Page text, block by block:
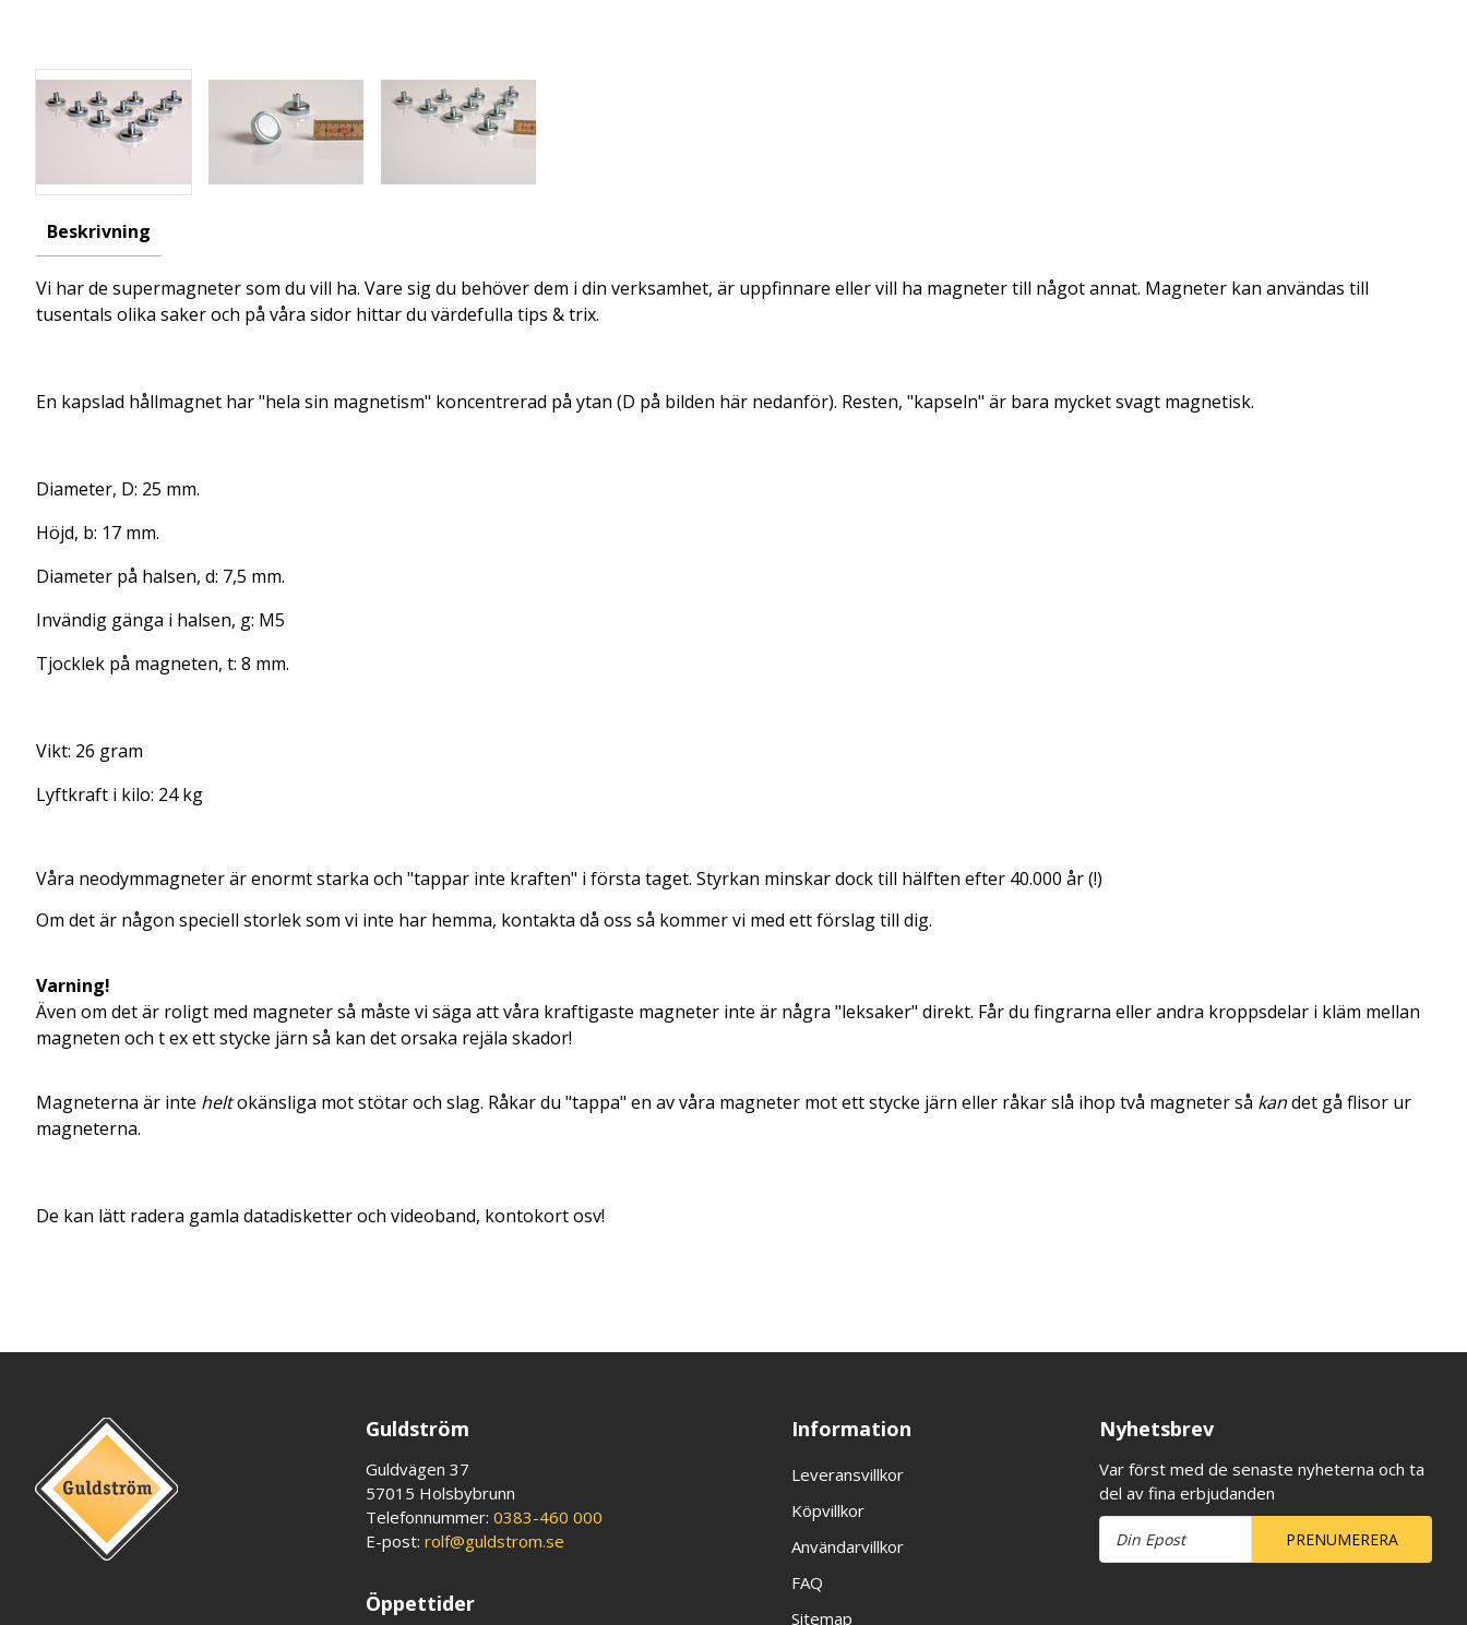
Beskrivning
Vi har de supermagneter som du vill ha. Vare sig du behöver dem i din verksamhet, är uppfinnare eller vill ha magneter till något annat. Magneter kan användas till
tusentals olika saker och på våra sidor hittar du värdefulla tips & trix.
En kapslad hållmagnet har "hela sin magnetism" koncentrerad på ytan (D på bilden här nedanför). Resten, "kapseln" är bara mycket svagt magnetisk.
Diameter, D: 25 mm.
Höjd, b: 17 mm.
Diameter på halsen, d: 7,5 mm.
Invändig gänga i halsen, g: M5
Tjocklek på magneten, t: 8 mm.
Vikt: 26 gram
Lyftkraft i kilo: 24 kg
Våra neodymmagneterär enormt starka och "tappar inte kraften" i första taget. Styrkan minskar dock till hälften efter 40.000 år (!)
Om det är någon speciell storlek som vi inte har hemma, kontakta då oss så kommer vi med ett förslag till dig.
Varning!
Även om det är roligt med magneter så måste vi säga att våra kraftigaste magneter inte är några "leksaker" direkt. Får du fingrarna eller andra kroppsdelar i kläm mellan
magneten och t ex ett stycke järn så kan det orsaka rejäla skador!
Magneterna är inte heltokänsliga mot stötar och slag. Råkar du "tappa" en av våra magneter mot ett stycke järn eller råkar slå ihop två magneter så kandet gå flisor ur
magneterna.
De kan lätt radera gamla datadisketter och videoband, kontokort osv!
Guldström
Guldvägen 37
57015 Holsbybrunn
Telefonnummer:0383-460 000
E-post:rolf@guldstrom.se
Öppettider
Information
Leveransvillkor
Köpvillkor
Användarvillkor
FAQ
Sitemap
Nyhetsbrev
Var först med de senaste nyheterna och ta
del av fina erbjudanden
PRENUMERERA